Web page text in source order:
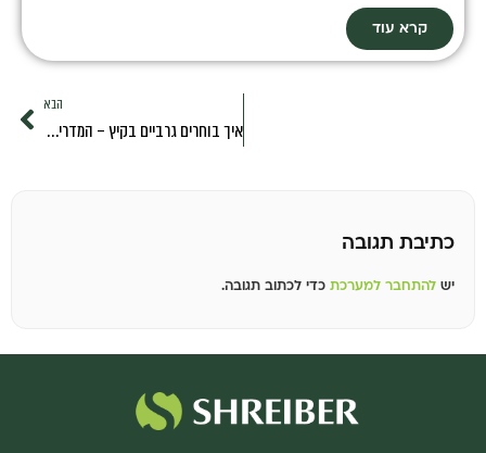
קרא עוד
הבא
איך בוחרים גרביים בקיץ – המדריך המלא
כתיבת תגובה
יש להתחבר למערכת כדי לכתוב תגובה.